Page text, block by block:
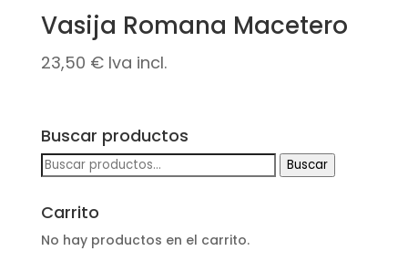
Vasija Romana Macetero
23,50 € Iva incl.
Buscar productos
Buscar
por:
Buscar
Carrito
No hay productos en el carrito.